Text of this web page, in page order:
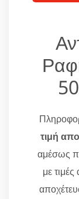
τιμή
αμέσως
με